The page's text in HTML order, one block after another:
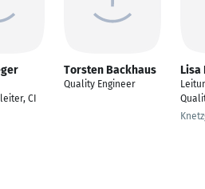
CI
Torsten Backhaus
Quality Engineer
Lisa